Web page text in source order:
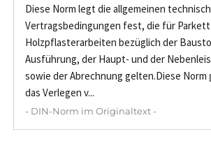
Diese Norm legt die allgemeinen
Vertragsbedingungen fest, die für
Holzpflasterarbeiten bezüglich der
Ausführung, der Haupt- und der
sowie der Abrechnung gelten.Diese
das Verlegen v...
- DIN-Norm im Originaltext -